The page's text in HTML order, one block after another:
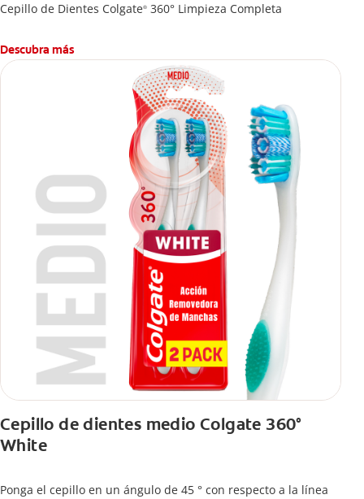
Cepillo de Dientes Colgate® 360° Limpieza Completa
Descubra más
Cepillo de dientes medio Colgate 360°
White
Ponga el cepillo en un ángulo de 45 ° con respecto a la línea